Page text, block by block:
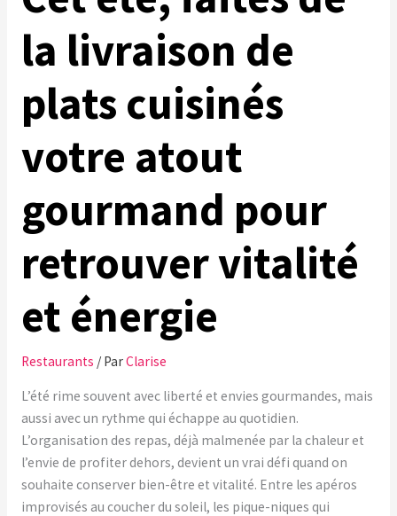
la livraison de
plats cuisinés
votre atout
gourmand pour
retrouver vitalité
et énergie
Restaurants / ParClarise
L’été rime souvent avec liberté et envies gourmandes, mais
aussi avec un rythme qui échappe au quotidien.
L’organisation des repas, déjà malmenée par la chaleur et
l’envie de profiter dehors, devient un vrai défi quand on
souhaite conserver bien-être et vitalité. Entre les apéros
improvisés au coucher du soleil, les pique-niques qui